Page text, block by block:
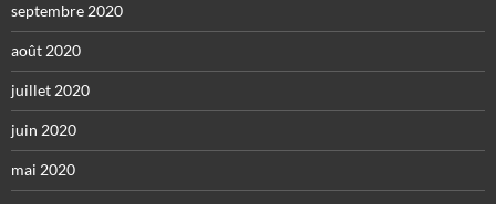
septembre 2020
août 2020
juillet 2020
juin 2020
mai 2020